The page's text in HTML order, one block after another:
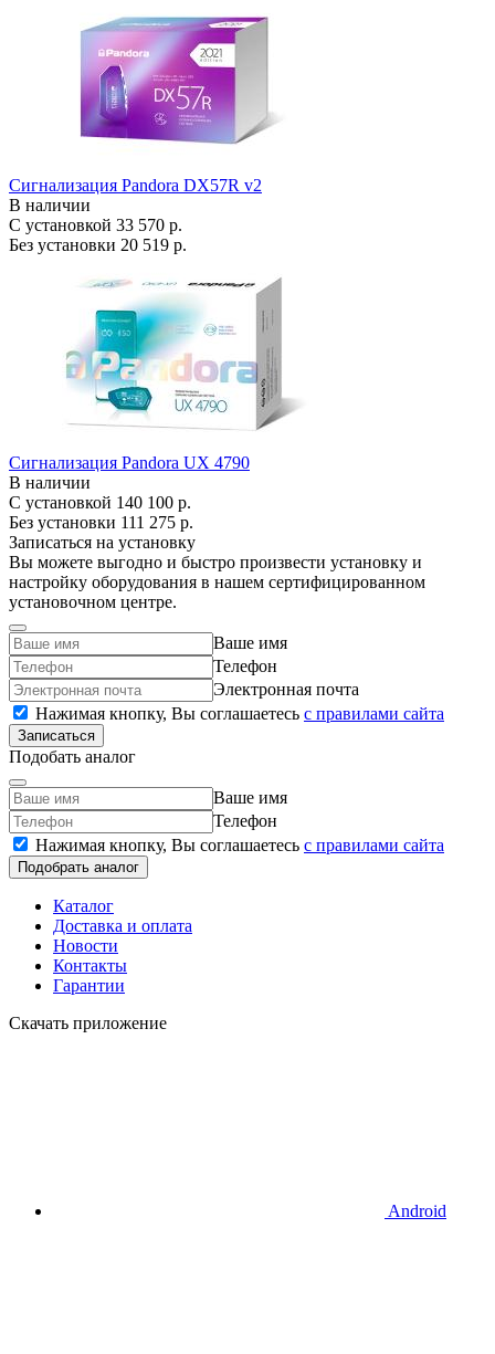
Сигнализация Pandora DX57R v2
В наличии
С установкой 33 570 р.
Без установки 20 519 р.
Сигнализация Pandora UX 4790
В наличии
С установкой 140 100 р.
Без установки 111 275 р.
Записаться на установку
Вы можете выгодно и быстро произвести установку и
настройку оборудования в нашем сертифицированном
установочном центре.
Ваше имя
Телефон
Электронная почта
Нажимая кнопку, Вы соглашаетесь c правилами сайта
Записаться
Подобать аналог
Ваше имя
Телефон
Нажимая кнопку, Вы соглашаетесь c правилами сайта
Подобрать аналог
Каталог
Доставка и оплата
Новости
Контакты
Гарантии
Скачать приложение
Android